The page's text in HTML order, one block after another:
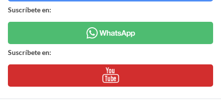
Suscríbete en:
Suscríbete en: